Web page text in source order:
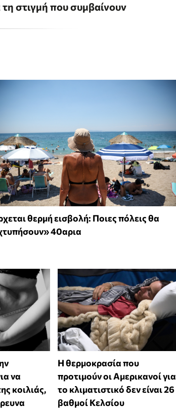
τη στιγμή που συμβαίνουν
θερμή εισβολή: Ποιες πόλεις θα
40αρια
να
κοιλιάς,
Η θερμοκρασία που
προτιμούν οι Αμερικανοί για
το κλιματιστικό δεν είναι 26
βαθμοί Κελσίου